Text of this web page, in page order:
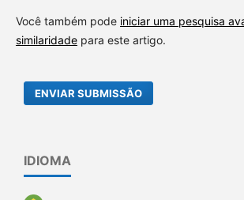
Você também pode iniciar uma pesquisa
similaridadepara este artigo.
ENVIAR SUBMISSÃO
IDIOMA